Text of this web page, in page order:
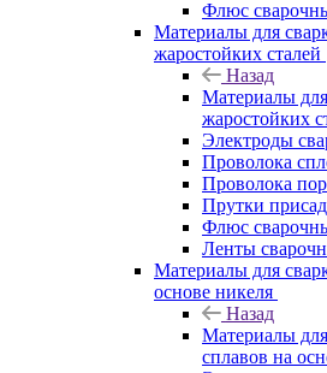
Флюс
Материалы для
жаростойких сталей
Назад
Материалы
жаростойких
Электроды
Проволока
Проволока
Прутки
Флюс
Ленты
Материалы для
основе никеля
Назад
Материалы
сплавов на